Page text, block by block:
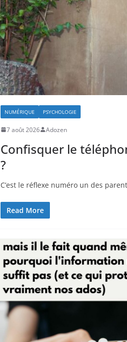
NUMÉRIQUE PSYCHOLOGIE
7 août 2026 Adozen
Confisquer le
?
C’est le réflexe numéro un des
Read More